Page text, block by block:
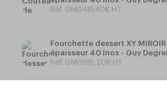
Réf. GM04 9 40€ HT
Fourchette dessert XY MIROIR
épaisseur 40 Inox - Guy
Réf. GM06 6 20€ HT